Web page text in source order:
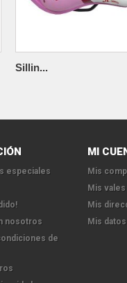
Sillin...
especiales
nosotros
de
MI
Mis
Mis
Mis
Mis